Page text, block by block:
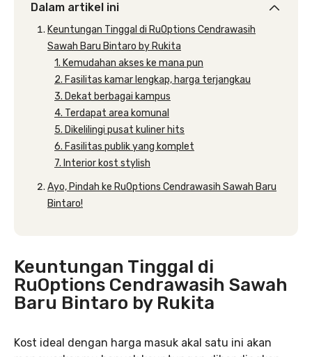
Dalam artikel ini
Keuntungan Tinggal di RuOptions Cendrawasih
Sawah Baru Bintaro by Rukita
1. Kemudahan akses ke mana pun
2. Fasilitas kamar lengkap, harga terjangkau
3. Dekat berbagai kampus
4. Terdapat area komunal
5. Dikelilingi pusat kuliner hits
6. Fasilitas publik yang komplet
7. Interior kost stylish
Ayo, Pindah ke RuOptions Cendrawasih Sawah Baru
Bintaro!
Keuntungan Tinggal di
RuOptions Cendrawasih Sawah
Baru Bintaro by Rukita
Kost ideal dengan harga masuk akal satu ini akan